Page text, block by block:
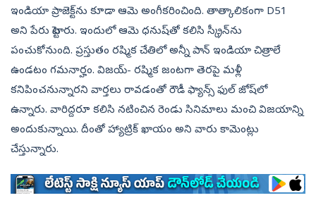
ఇండియా ప్రాజెక్ట్‌ను కూడా ఆమె అంగీకరించింది. తాత్కాలికంగా D51
అని పేరు పెట్టారు. ఇందులో ఆమె ధనుష్‌తో కలిసి స్క్రీన్‌ను
పంచుకోనుంది. ప్రస్తుతం రష్మిక చేతిలో అన్నీ పాన్‌ ఇండియా చిత్రాలే
ఉండటం గమనార్హం. విజయ్- రష్మిక జంటగా తెరపై మళ్లీ
కనిపించనున్నారని వార్తలు రావడంతో రౌడీ ఫ్యాన్స్‌ ఫుల్‌ జోష్‌లో
ఉన్నారు. వారిద్దరూ కలిసి నటించిన రెండు సినిమాలు మంచి విజయాన్ని
అందుకున్నాయి. దీంతో హ్యాట్రిక్‌ ఖాయం అని వారు కామెంట్లు
చేస్తున్నారు.